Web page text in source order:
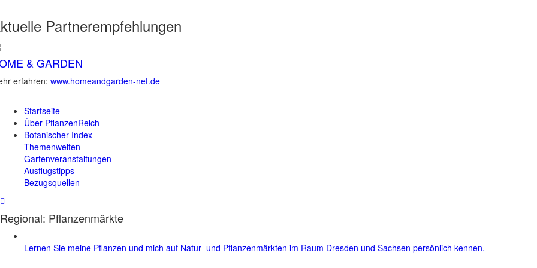
Partnerempfehlungen
& GARDEN
erfahren: www.homeandgarden-net.de
Startseite
Über PflanzenReich
Botanischer Index
Themenwelten
Gartenveranstaltungen
Ausflugstipps
Bezugsquellen
Regional: Pflanzenmärkte
Lernen Sie meine Pflanzen und mich auf Natur- und Pflanzenmärkten im Raum Dresden und Sachsen persönlich kennen.